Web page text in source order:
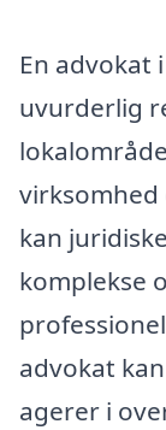
En advokat
uvurderlig
kan
komplekse
advokat
agerer i